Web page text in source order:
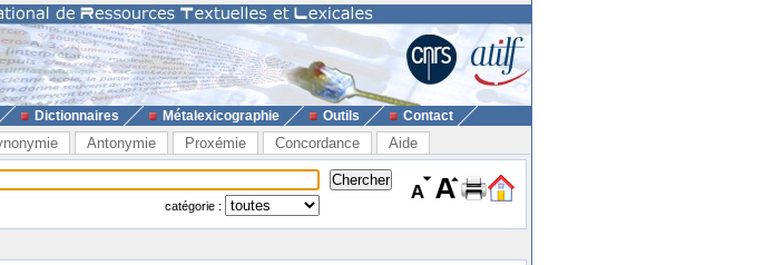
Dictionnaires Métalexicographie Outils Contact
Antonymie Proxémie Concordance Aide
catégorie :